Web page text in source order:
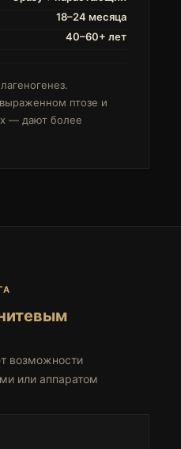
18–24 месяца
40–60+ лет
птозе и
— дают более
возможности
или аппаратом